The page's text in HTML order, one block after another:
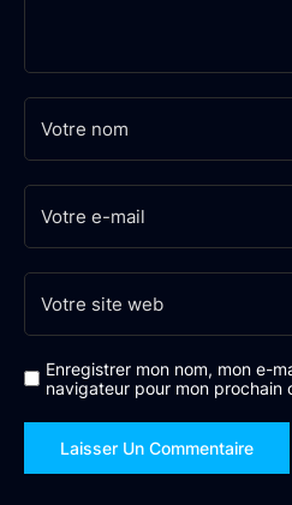
Enregistrer mon nom, mon e-
navigateur pour mon prochain